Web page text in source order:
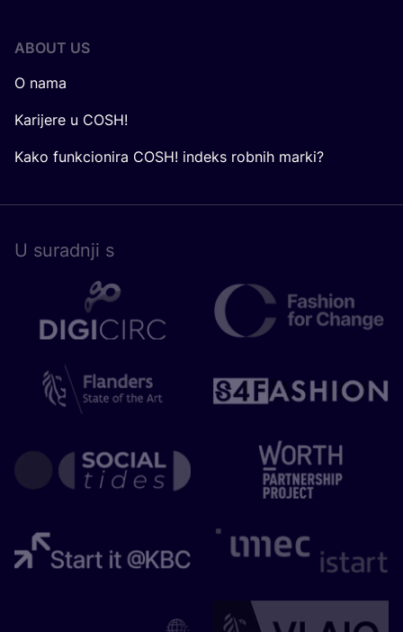
ABOUT US
O nama
Karijere u COSH!
Kako funkcionira COSH! indeks robnih marki?
U surad­nji s